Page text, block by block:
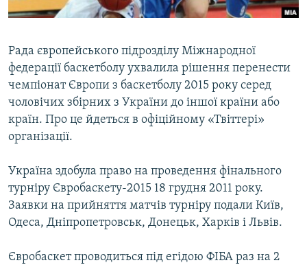
ПОДКАСТИ
КРИМ РЕАЛІЇ
РУС
УКР
КТАТ
Усі сайти RFE/RL
Рада європейського підрозділу Міжнародної
федерації баскетболу ухвалила рішення перенести
чемпіонат Європи з баскетболу 2015 року серед
чоловічих збірних з України до іншої країни або
країн. Про це йдеться в офіційному «Твіттері»
організації.
Україна здобула право на проведення фінального
турніру Євробаскету-2015 18 грудня 2011 року.
Заявки на прийняття матчів турніру подали Київ,
Одеса, Дніпропетровськ, Донецьк, Харків і Львів.
Євробаскет проводиться під егідою ФІБА раз на 2